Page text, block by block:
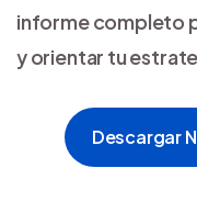
informe completo
y orientar tu
Descargar